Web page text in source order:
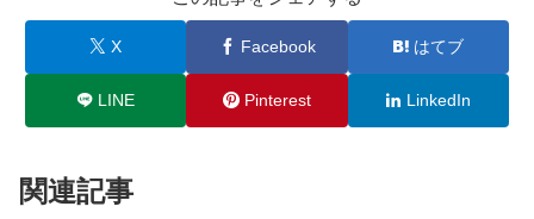
X Facebook はてブ
LINE Pinterest LinkedIn
関連記事